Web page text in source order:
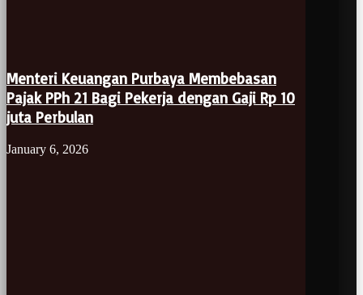
Menteri Keuangan Purbaya Membebasan
Pajak PPh 21 Bagi Pekerja dengan Gaji Rp 10
juta Perbulan
January 6, 2026